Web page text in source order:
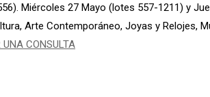
Miércoles 27 Mayo (lotes 557-1211) y
Arte Contemporáneo, Joyas y Relojes,
UNA CONSULTA